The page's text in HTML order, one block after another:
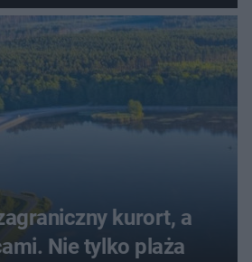
kurort, a
Nie tylko plaża